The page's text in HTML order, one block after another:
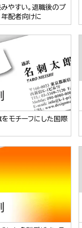
やすい。退職後のプ
年配者向けに
モチーフにした国際